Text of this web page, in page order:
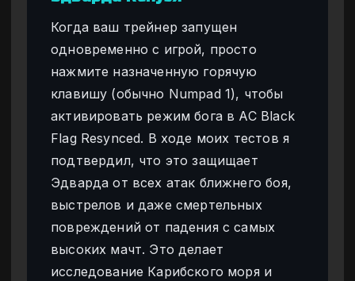
Когда ваш трейнер запущен
одновременно с игрой, просто
нажмите назначенную горячую
клавишу (обычно Numpad 1), чтобы
активировать режим бога в AC Black
Flag Resynced. В ходе моих тестов я
подтвердил, что это защищает
Эдварда от всех атак ближнего боя,
выстрелов и даже смертельных
повреждений от падения с самых
высоких мачт. Это делает
исследование Карибского моря и